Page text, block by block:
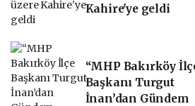
Kahire'ye geldi
“MHP Bakırköy
Başkanı Turgut
İnan’dan Gündem